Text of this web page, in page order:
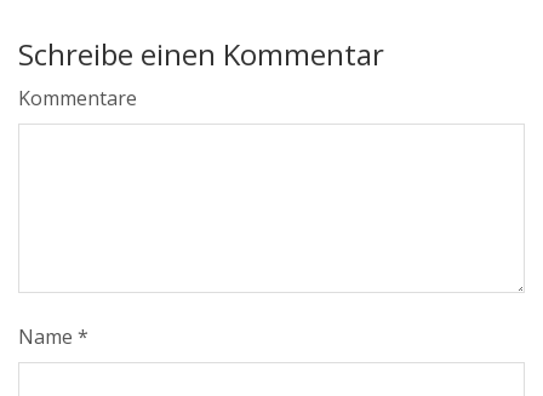
Schreibe einen Kommentar
Kommentare
Name *